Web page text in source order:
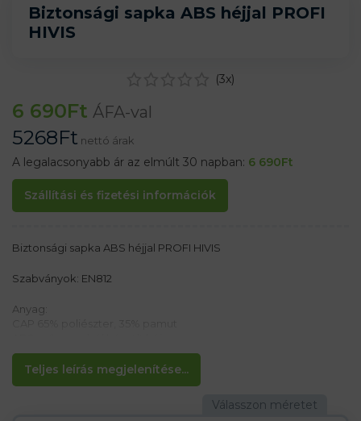
Biztonsági sapka ABS héjjal PROFI
HIVIS
(3x)
6 690Ft ÁFA-val
5268Ft nettó árak
A legalacsonyabb ár az elmúlt 30 napban: 6 690Ft
Szállítási és fizetési információk
Teljes leírás megjelenítése...
Biztonsági sapka ABS héjjal PROFI HIVIS
Szabványok: EN812
Anyag:
Jellemzők:
– Reflektív csíkok a jobb láthatóság és biztonság érdekében.
– Két lyuk az oldalakon a jobb lélegzőképesség érdekében